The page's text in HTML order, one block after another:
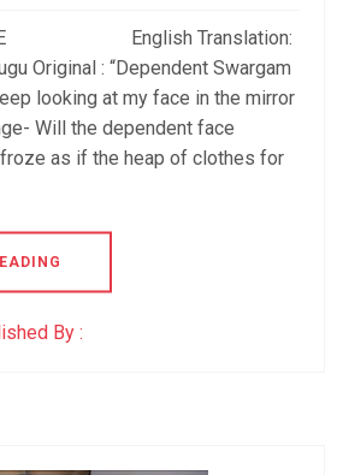
English Translation:
Original : “Dependent Swargam
looking at my face in the mirror
Will the dependent face
as if the heap of clothes for
By :